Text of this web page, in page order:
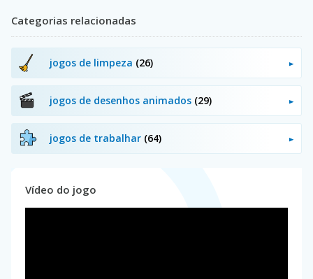
Categorias relacionadas
jogos de limpeza (26)
jogos de desenhos animados (29)
jogos de trabalhar (64)
Vídeo do jogo